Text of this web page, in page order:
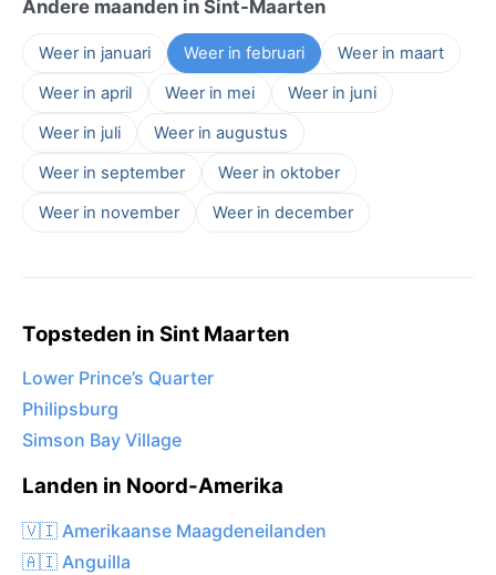
Andere maanden in Sint-Maarten
Weer in januari Weer in februari
Weer in maart
Weer in april
Weer in mei
Weer in juni
Weer in juli
Weer in augustus
Weer in september
Weer in oktober
Weer in november
Weer in december
Topsteden in Sint Maarten
Lower Prince’s Quarter
Philipsburg
Simson Bay Village
Landen in Noord-Amerika
🇻🇮 Amerikaanse Maagdeneilanden
🇦🇮 Anguilla